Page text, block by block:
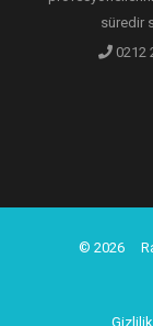
süredir
0212
© 2026
Gizlilik